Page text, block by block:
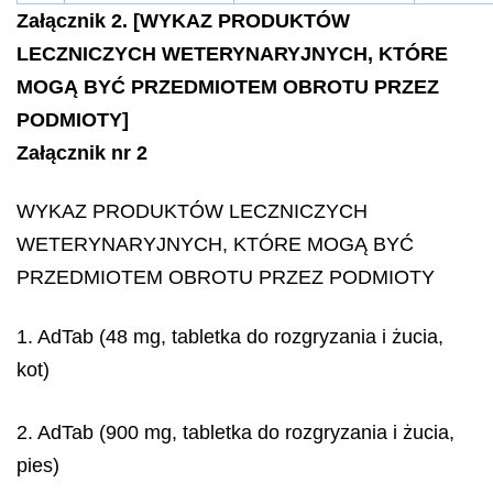
Załącznik 2. [WYKAZ PRODUKTÓW
LECZNICZYCH WETERYNARYJNYCH, KTÓRE
MOGĄ BYĆ PRZEDMIOTEM OBROTU PRZEZ
PODMIOTY]
Załącznik nr 2
WYKAZ PRODUKTÓW LECZNICZYCH
WETERYNARYJNYCH, KTÓRE MOGĄ BYĆ
PRZEDMIOTEM OBROTU PRZEZ PODMIOTY
1. AdTab (48 mg, tabletka do rozgryzania i żucia,
kot)
2. AdTab (900 mg, tabletka do rozgryzania i żucia,
pies)